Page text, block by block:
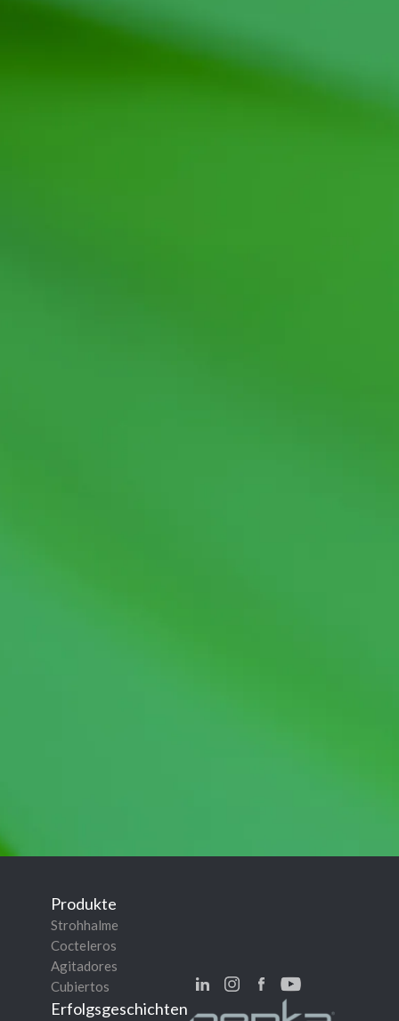
Produkte
Strohhalme
Cocteleros
Agitadores
Cubiertos
Erfolgsgeschichten